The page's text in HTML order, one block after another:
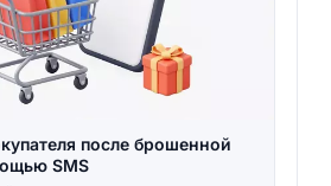
после брошенной
SMS